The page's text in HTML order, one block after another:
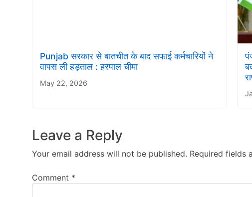
Punjab सरकार से बातचीत के बाद सफाई कर्मचारियों ने
वापस ली हड़ताल : हरपाल चीमा
May 22, 2026
Leave a Reply
Your email address will not be published. Required fields
Comment *